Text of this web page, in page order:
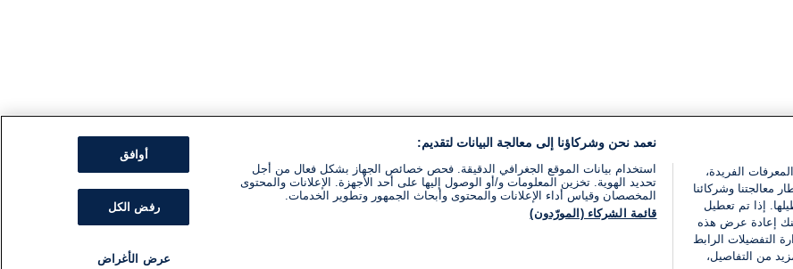
الفريدة،
معالجتنا وشركائنا
إذا تم تعطيل
إعادة عرض هذه
التفضيلات الرابط
من التفاصيل،
نعمد نحن وشركاؤنا إلى معالجة البيانات لتقديم:
استخدام بيانات الموقع الجغرافي الدقيقة. فحص خصائص الجهاز بشكل فعال من أجل
تحديد الهوية. تخزين المعلومات و/أو الوصول إليها على أحد الأجهزة. الإعلانات والمحتوى
المخصصان وقياس أداء الإعلانات والمحتوى وأبحاث الجمهور وتطوير الخدمات.
قائمة الشركاء (المورّدون)
أوافق
رفض الكل
عرض الأغراض